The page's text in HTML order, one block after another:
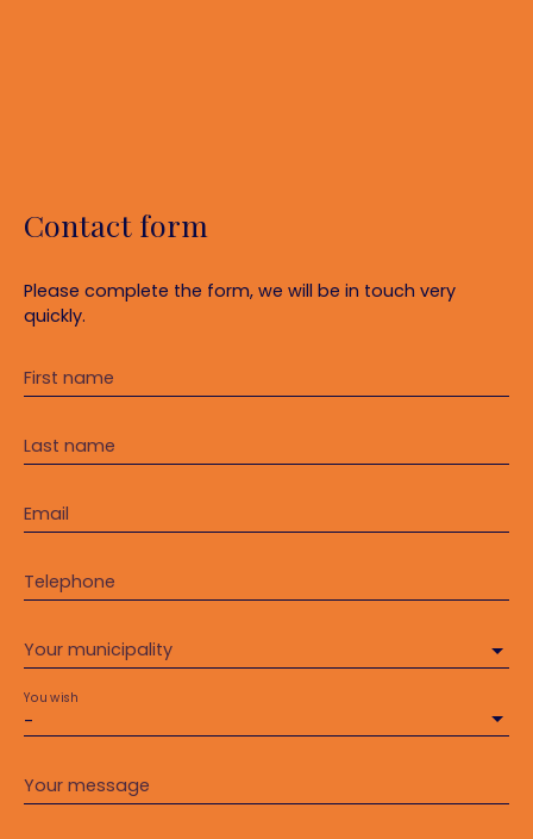
Contact form
Please complete the form, we will be in touch very
quickly.
First name
Last name
Email
Telephone
Your municipality
-
You wish
Your message